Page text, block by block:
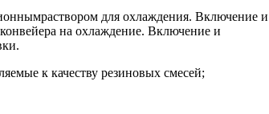
для охлаждения. Включение и
на охлаждение. Включение и
к качеству резиновых смесей;